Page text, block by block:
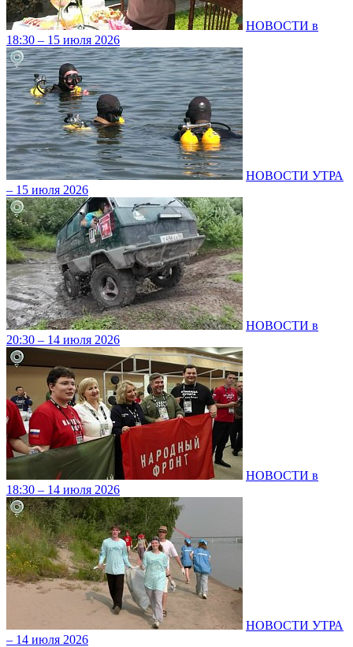
НОВОСТИ в
18:30 – 15 июля 2026
НОВОСТИ УТРА
– 15 июля 2026
НОВОСТИ в
20:30 – 14 июля 2026
НОВОСТИ в
18:30 – 14 июля 2026
НОВОСТИ УТРА
– 14 июля 2026